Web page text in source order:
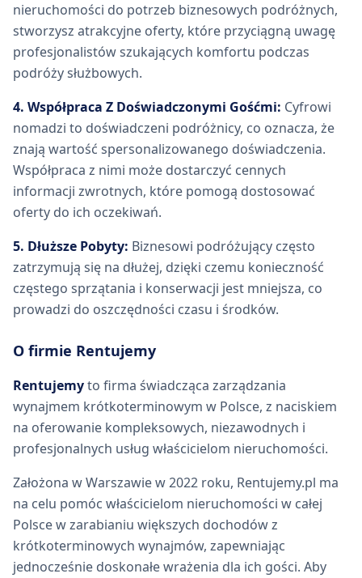
nieruchomości do potrzeb biznesowych podróżnych,
stworzysz atrakcyjne oferty, które przyciągną uwagę
profesjonalistów szukających komfortu podczas
podróży służbowych.
4. Współpraca Z Doświadczonymi Gośćmi: Cyfrowi
nomadzi to doświadczeni podróżnicy, co oznacza, że
znają wartość spersonalizowanego doświadczenia.
Współpraca z nimi może dostarczyć cennych
informacji zwrotnych, które pomogą dostosować
oferty do ich oczekiwań.
5. Dłuższe Pobyty: Biznesowi podróżujący często
zatrzymują się na dłużej, dzięki czemu konieczność
częstego sprzątania i konserwacji jest mniejsza, co
prowadzi do oszczędności czasu i środków.
O firmie Rentujemy
Rentujemyto firma świadcząca zarządzania
wynajmem krótkoterminowym w Polsce, z naciskiem
na oferowanie kompleksowych, niezawodnych i
profesjonalnych usług właścicielom nieruchomości.
Założona w Warszawie w 2022 roku, Rentujemy.pl ma
na celu pomóc właścicielom nieruchomości w całej
Polsce w zarabianiu większych dochodów z
krótkoterminowych wynajmów, zapewniając
jednocześnie doskonałe wrażenia dla ich gości. Aby